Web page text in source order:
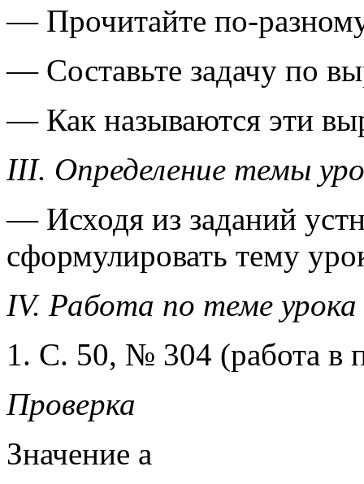
— Прочитайте по-
— Составьте задачу по
— Как называются эти
III. Определение темы
— Исходя из заданий
сформулировать тему
IV. Работа по теме урока
1. С. 50, № 304 (работа в
Проверка
Значение а